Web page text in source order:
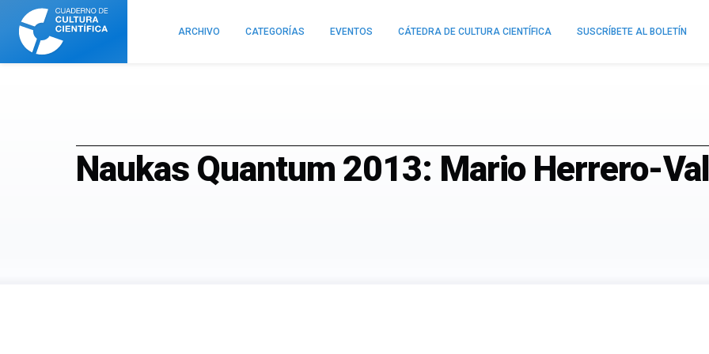
Cuaderno
Cultura
Científica
ARCHIVO CATEGORÍAS EVENTOS CÁTEDRA DE CULTURA CIENTÍFICA SUSCRÍBETE AL BOLETÍN
Naukas Quantum 2013: Mario Herrero-